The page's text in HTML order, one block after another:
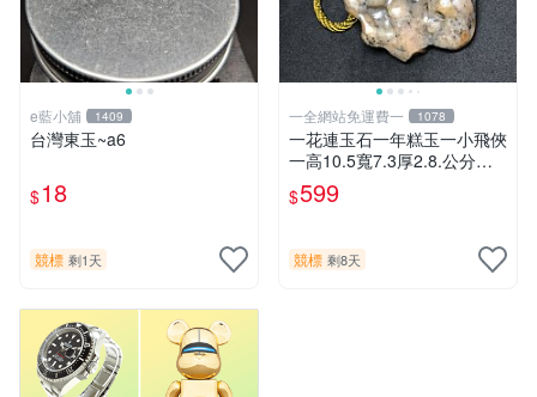
e藍小舖 1409
台灣東玉~a6
$18
競標 剩1天
一全網站免運費一 1078
一花連玉石一年糕玉一小飛俠
一高10.5寬7.3厚2.8.公分重1
37公克.
$599
競標 剩8天